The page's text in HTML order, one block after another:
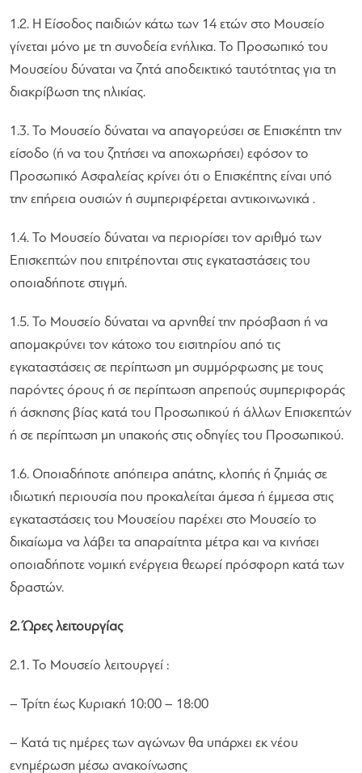
1.2. Η Είσοδος παιδιών κάτω των 14 ετών στο Μουσείο
γίνεται μόνο με τη συνοδεία ενήλικα. Το Προσωπικό του
Μουσείου δύναται να ζητά αποδεικτικό ταυτότητας για τη
διακρίβωση της ηλικίας.
1.3. Το Μουσείο δύναται να απαγορεύσει σε Επισκέπτη την
είσοδο (ή να του ζητήσει να αποχωρήσει) εφόσον το
Προσωπικό Ασφαλείας κρίνει ότι ο Επισκέπτης είναι υπό
την επήρεια ουσιών ή συμπεριφέρεται αντικοινωνικά .
1.4. Το Μουσείο δύναται να περιορίσει τον αριθμό των
Επισκεπτών που επιτρέπονται στις εγκαταστάσεις του
οποιαδήποτε στιγμή.
1.5. Το Μουσείο δύναται να αρνηθεί την πρόσβαση ή να
απομακρύνει τον κάτοχο του εισιτηρίου από τις
εγκαταστάσεις σε περίπτωση μη συμμόρφωσης με τους
παρόντες όρους ή σε περίπτωση απρεπούς συμπεριφοράς
ή άσκησης βίας κατά του Προσωπικού ή άλλων Επισκεπτών
ή σε περίπτωση μη υπακοής στις οδηγίες του Προσωπικού.
1.6. Οποιαδήποτε απόπειρα απάτης, κλοπής ή ζημιάς σε
ιδιωτική περιουσία που προκαλείται άμεσα ή έμμεσα στις
εγκαταστάσεις του Μουσείου παρέχει στο Μουσείο το
δικαίωμα να λάβει τα απαραίτητα μέτρα και να κινήσει
οποιαδήποτε νομική ενέργεια θεωρεί πρόσφορη κατά των
δραστών.
2. Ώρες λειτουργίας
2.1. Το Μουσείο λειτουργεί :
– Τρίτη έως Κυριακή 10:00 – 18:00
– Κατά τις ημέρες των αγώνων θα υπάρχει εκ νέου
ενημέρωση μέσω ανακοίνωσης